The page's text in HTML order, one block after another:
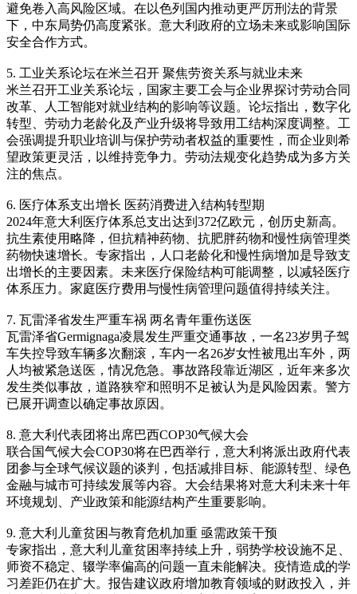
避免卷入高风险区域。在以色列国内推动更严厉刑法的背景
下，中东局势仍高度紧张。意大利政府的立场未来或影响国际
安全合作方式。
5. 工业关系论坛在米兰召开 聚焦劳资关系与就业未来
米兰召开工业关系论坛，国家主要工会与企业界探讨劳动合同
改革、人工智能对就业结构的影响等议题。论坛指出，数字化
转型、劳动力老龄化及产业升级将导致用工结构深度调整。工
会强调提升职业培训与保护劳动者权益的重要性，而企业则希
望政策更灵活，以维持竞争力。劳动法规变化趋势成为多方关
注的焦点。
6. 医疗体系支出增长 医药消费进入结构转型期
2024年意大利医疗体系总支出达到372亿欧元，创历史新高。
抗生素使用略降，但抗精神药物、抗肥胖药物和慢性病管理类
药物快速增长。专家指出，人口老龄化和慢性病增加是导致支
出增长的主要因素。未来医疗保险结构可能调整，以减轻医疗
体系压力。家庭医疗费用与慢性病管理问题值得持续关注。
7. 瓦雷泽省发生严重车祸 两名青年重伤送医
瓦雷泽省Germignaga凌晨发生严重交通事故，一名23岁男子驾
车失控导致车辆多次翻滚，车内一名26岁女性被甩出车外，两
人均被紧急送医，情况危急。事故路段靠近湖区，近年来多次
发生类似事故，道路狭窄和照明不足被认为是风险因素。警方
已展开调查以确定事故原因。
8. 意大利代表团将出席巴西COP30气候大会
联合国气候大会COP30将在巴西举行，意大利将派出政府代表
团参与全球气候议题的谈判，包括减排目标、能源转型、绿色
金融与城市可持续发展等内容。大会结果将对意大利未来十年
环境规划、产业政策和能源结构产生重要影响。
9. 意大利儿童贫困与教育危机加重 亟需政策干预
专家指出，意大利儿童贫困率持续上升，弱势学校设施不足、
师资不稳定、辍学率偏高的问题一直未能解决。疫情造成的学
习差距仍在扩大。报告建议政府增加教育领域的财政投入，并